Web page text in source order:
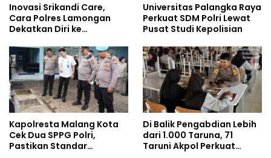
Inovasi Srikandi Care,
Cara Polres Lamongan
Dekatkan Diri ke
Universitas Palangka Raya
Perkuat SDM Polri Lewat
Pusat Studi Kepolisian
Kapolresta Malang Kota
Cek Dua SPPG Polri,
Pastikan Standar
Di Balik Pengabdian Lebih
dari 1.000 Taruna, 71
Taruni Akpol Perkuat